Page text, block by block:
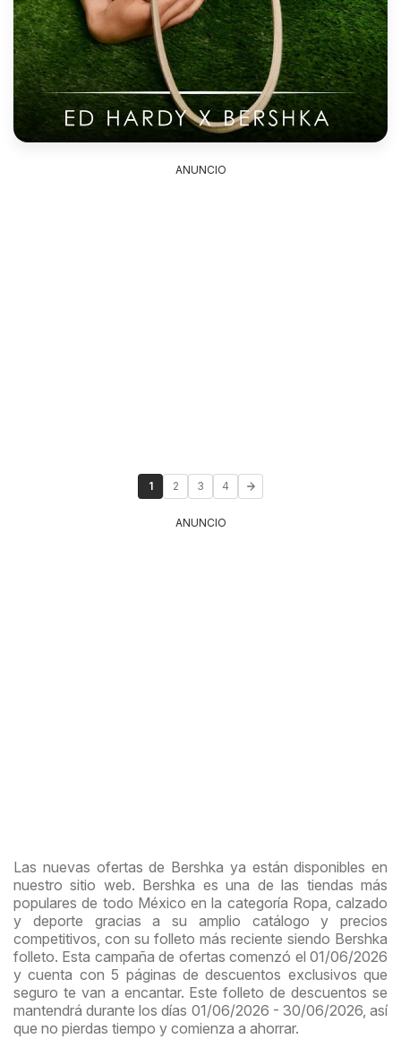
ANUNCIO
1 2 3 4
ANUNCIO
Las nuevas ofertas de Bershka ya están disponibles en
nuestro sitio web. Bershka es una de las tiendas más
populares de todo México en la categoría Ropa, calzado
y deporte gracias a su amplio catálogo y precios
competitivos, con su folleto más reciente siendo Bershka
folleto. Esta campaña de ofertas comenzó el 01/06/2026
y cuenta con 5 páginas de descuentos exclusivos que
seguro te van a encantar. Este folleto de descuentos se
mantendrá durante los días 01/06/2026 - 30/06/2026, así
que no pierdas tiempo y comienza a ahorrar.